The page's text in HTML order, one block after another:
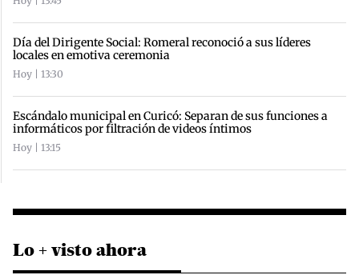
Día del Dirigente Social: Romeral reconoció a sus líderes
locales en emotiva ceremonia
Hoy | 13:30
Escándalo municipal en Curicó: Separan de sus funciones a
informáticos por filtración de videos íntimos
Hoy | 13:15
Lo + visto ahora